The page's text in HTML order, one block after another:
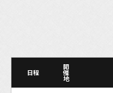
日程
開
催
地